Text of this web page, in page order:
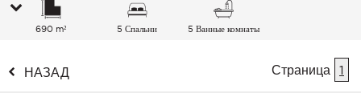
690 m² 5 Спальни 5 Ванные комнаты
НАЗАД Страница 1